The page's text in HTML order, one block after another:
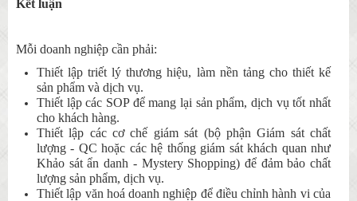
Kết luận
Mỗi doanh nghiệp cần phải:
Thiết lập triết lý thương hiệu, làm nền tảng cho thiết kế
sản phẩm và dịch vụ.
Thiết lập các SOP để mang lại sản phẩm, dịch vụ tốt nhất
cho khách hàng.
Thiết lập các cơ chế giám sát (bộ phận Giám sát chất
lượng - QC hoặc các hệ thống giám sát khách quan như
Khảo sát ẩn danh - Mystery Shopping) để đảm bảo chất
lượng sản phẩm, dịch vụ.
Thiết lập văn hoá doanh nghiệp để điều chỉnh hành vi của